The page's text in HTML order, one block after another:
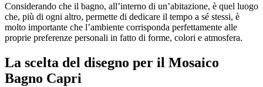
Considerando che il bagno, all’interno di un’abitazione, è quel luogo
che, più di ogni altro, permette di dedicare il tempo a sé stessi, è
molto importante che l’ambiente corrisponda perfettamente alle
proprie preferenze personali in fatto di forme, colori e atmosfera.
La scelta del disegno per il Mosaico
Bagno Capri